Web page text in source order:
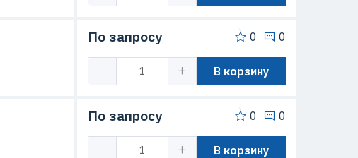
По запросу 0 0
В корзину
По запросу 0 0
В корзину